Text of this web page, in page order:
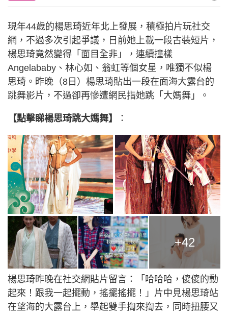
現年44歲的楊思琦近年北上發展，積極拍片玩社交
網，不過多次引起爭議，日前她上載一段古裝短片，
楊思琦竟然變得「面目全非」，連續撞樣
Angelababy、林心如、翁虹等個女星，唯獨不似楊
思琦。昨晚（8日）楊思琦貼出一段在面海大露台的
跳舞影片，不過卻再慘遭網民指她跳「大媽舞」。
【點擊睇楊思琦跳大媽舞】 ：
+42
楊思琦昨晚在社交網貼片留言：「哈哈哈，傻傻的動
起來！跟我一起擺動，搖擺搖擺！」片中見楊思琦站
在望海的大露台上，舉起雙手揈來揈去，同時扭腰又